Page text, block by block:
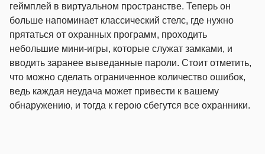
геймплей в виртуальном пространстве. Теперь он
больше напоминает классический стелс, где нужно
прятаться от охранных программ, проходить
небольшие мини-игры, которые служат замками, и
вводить заранее выведанные пароли. Стоит отметить,
что можно сделать ограниченное количество ошибок,
ведь каждая неудача может привести к вашему
обнаружению, и тогда к герою сбегутся все охранники.